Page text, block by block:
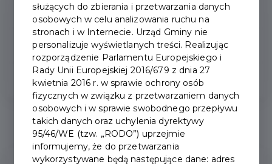
Pytania ogólne
Zakładanie konta
Konto Rodzinne
Pytania ogólne
służących do zbierania i przetwarzania danych
osobowych w celu analizowania ruchu na
stronach i w Internecie. Urząd Gminy nie
personalizuje wyświetlanych treści. Realizując
rozporządzenie Parlamentu Europejskiego i
Rady Unii Europejskiej 2016/679 z dnia 27
kwietnia 2016 r. w sprawie ochrony osób
fizycznych w związku z przetwarzaniem danych
osobowych i w sprawie swobodnego przepływu
takich danych oraz uchylenia dyrektywy
95/46/WE (tzw. „RODO”) uprzejmie
informujemy, że do przetwarzania
wykorzystywane będą następujące dane: adres